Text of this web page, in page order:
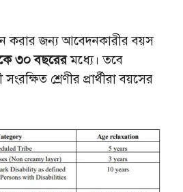
জন্য আবেদনকারীর বয়স
৩০ বছরেরমধ্যে। তবে
শ্রেণীর প্রার্থীরা বয়সের